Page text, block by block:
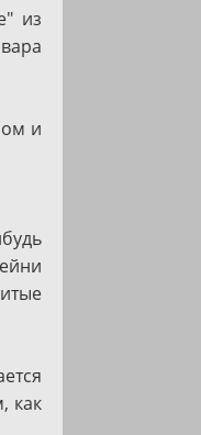
из
и
как